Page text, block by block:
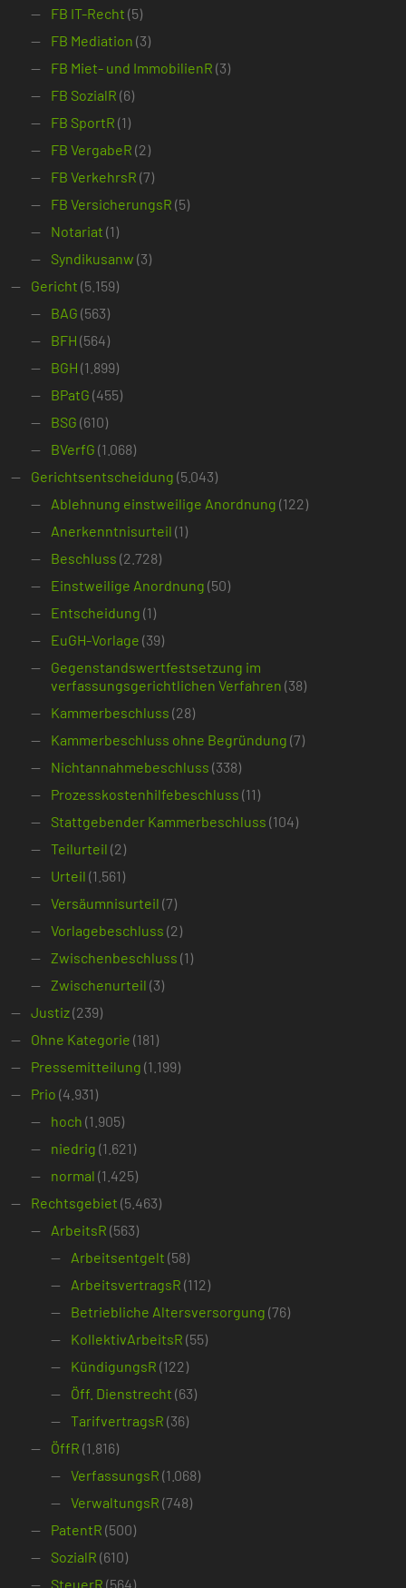
FB IT-Recht (5)
FB Mediation (3)
FB Miet- und ImmobilienR (3)
FB SozialR (6)
FB SportR (1)
FB VergabeR (2)
FB VerkehrsR (7)
FB VersicherungsR (5)
Notariat (1)
Syndikusanw (3)
Gericht (5.159)
BAG (563)
BFH (564)
BGH (1.899)
BPatG (455)
BSG (610)
BVerfG (1.068)
Gerichtsentscheidung (5.043)
Ablehnung einstweilige Anordnung (122)
Anerkenntnisurteil (1)
Beschluss (2.728)
Einstweilige Anordnung (50)
Entscheidung (1)
EuGH-Vorlage (39)
Gegenstandswertfestsetzung im
verfassungsgerichtlichen Verfahren (38)
Kammerbeschluss (28)
Kammerbeschluss ohne Begründung (7)
Nichtannahmebeschluss (338)
Prozesskostenhilfebeschluss (11)
Stattgebender Kammerbeschluss (104)
Teilurteil (2)
Urteil (1.561)
Versäumnisurteil (7)
Vorlagebeschluss (2)
Zwischenbeschluss (1)
Zwischenurteil (3)
Justiz(239)
Ohne Kategorie (181)
Pressemitteilung (1.199)
Prio (4.931)
hoch (1.905)
niedrig (1.621)
normal (1.425)
Rechtsgebiet (5.463)
ArbeitsR (563)
Arbeitsentgelt (58)
ArbeitsvertragsR (112)
Betriebliche Altersversorgung (76)
KollektivArbeitsR (55)
KündigungsR (122)
Öff. Dienstrecht (63)
TarifvertragsR (36)
ÖffR (1.816)
VerfassungsR (1.068)
VerwaltungsR (748)
PatentR (500)
SozialR (610)
SteuerR (564)